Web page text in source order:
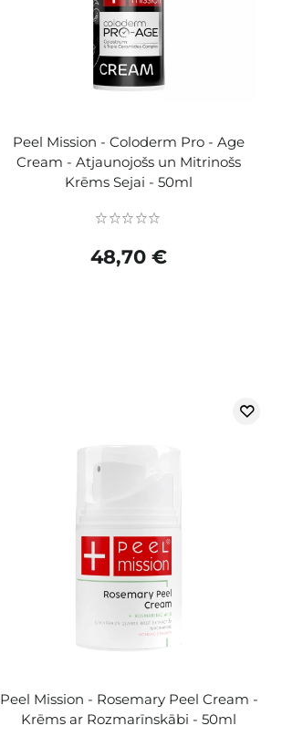
Peel Mission - Coloderm Pro - Age
Cream - Atjaunojošs un Mitrinošs
Krēms Sejai - 50ml
48,70 €
Peel Mission - Rosemary Peel Cream -
Krēms ar Rozmarīnskābi - 50ml